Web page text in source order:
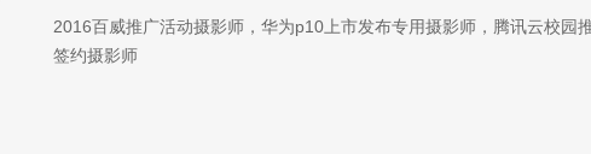
2016百威推广活动摄影师，华为p10上市发布专用摄影师，腾讯云校园
签约摄影师